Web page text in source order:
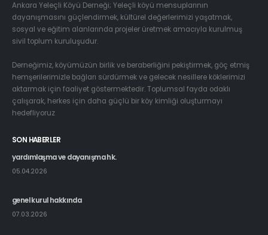
Ankara Yeleçli Köyü Derneği; Yeleçli köyü mensuplarının
dayanışmasını güçlendirmek, kültürel değerlerimizi yaşatmak,
sosyal ve eğitim alanlarında projeler üretmek amacıyla kurulmuş
sivil toplum kuruluşudur.
Derneğimiz, köyümüzün birlik ve beraberliğini pekiştirmek, göç etmiş
hemşerilerimizle bağları sürdürmek ve gelecek nesillere köklerimizi
aktarmak için faaliyet göstermektedir. Toplumsal fayda odaklı
çalışarak, herkes için daha güçlü bir köy kimliği oluşturmayı
hedefliyoruz
SON HABERLER
yardımlaşma ve dayanışma hk.
05.04.2026
genel kurul hakkında
07.03.2026